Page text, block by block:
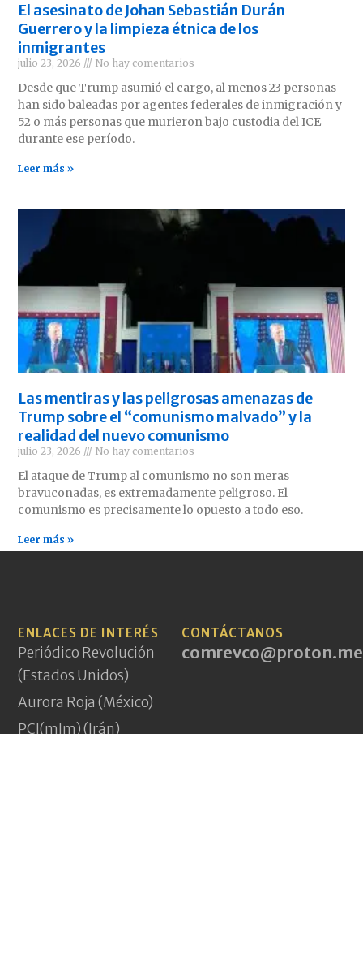
El asesinato de Johan Sebastián Durán
Guerrero y la limpieza étnica de los
inmigrantes
julio 23, 2026 No hay comentarios
Desde que Trump asumió el cargo, al menos 23 personas
han sido baleadas por agentes federales de inmigración y
52 o más personas que murieron bajo custodia del ICE
durante ese período.
Leer más »
Las mentiras y las peligrosas amenazas de
Trump sobre el “comunismo malvado” y la
realidad del nuevo comunismo
julio 23, 2026 No hay comentarios
El ataque de Trump al comunismo no son meras
bravuconadas, es extremadamente peligroso. El
comunismo es precisamente lo opuesto a todo eso.
Leer más »
ENLACES DE INTERÉS
Periódico Revolución
(Estados Unidos)
Aurora Roja (México)
PCI(mlm) (Irán)
CONTÁCTANOS
comrevco@proton.me